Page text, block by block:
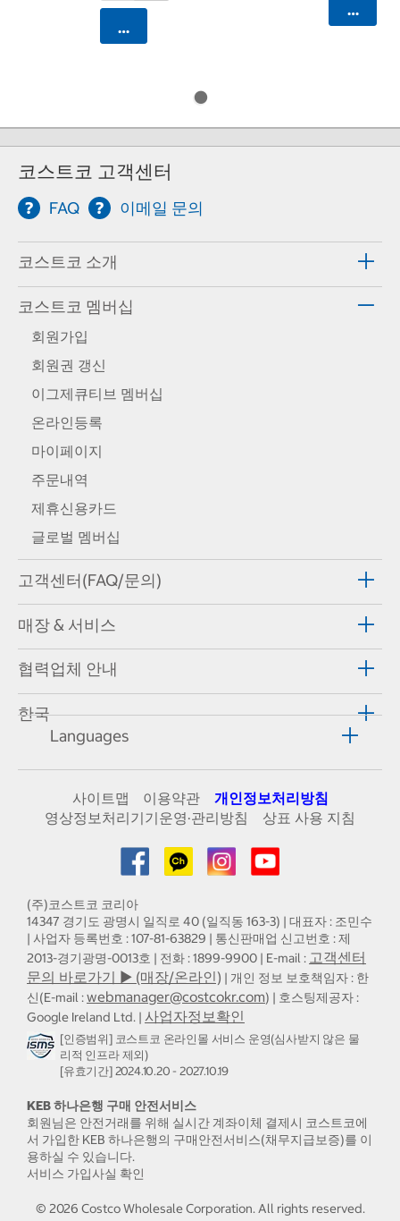
카트에 담기
카트에
코스트코 고객센터
FAQ 이메일 문의
코스트코 소개
코스트코 멤버십
회원가입
회원권 갱신
이그제큐티브 멤버십
온라인등록
마이페이지
주문내역
제휴신용카드
글로벌 멤버십
고객센터(FAQ/문의)
매장 & 서비스
협력업체 안내
한국
Languages
사이트맵 이용약관
개인정보처리방침
영상정보처리기기운영·관리방침
상표 사용 지침
(주)코스트코 코리아
14347 경기도 광명시 일직로 40 (일직동 163-3) | 대표자 : 조민수
| 사업자 등록번호 : 107-81-63829 | 통신판매업 신고번호 : 제
2013-경기광명-0013호 | 전화 : 1899-9900 | E-mail : 고객센터
문의 바로가기 ▶ (매장/온라인) | 개인 정보 보호책임자 : 한
신(E-mail :webmanager@costcokr.com) | 호스팅제공자 :
Google Ireland Ltd. | 사업자정보확인
[인증범위] 코스트코 온라인몰 서비스 운영(심사받지 않은 물
리적 인프라 제외)
[유효기간] 2024.10.20 - 2027.10.19
KEB 하나은행 구매 안전서비스
회원님은 안전거래를 위해 실시간 계좌이체 결제시 코스트코에
서 가입한 KEB 하나은행의 구매안전서비스(채무지급보증)를 이
용하실 수 있습니다.
서비스 가입사실 확인
© 2026 Costco Wholesale Corporation.All rights reserved.